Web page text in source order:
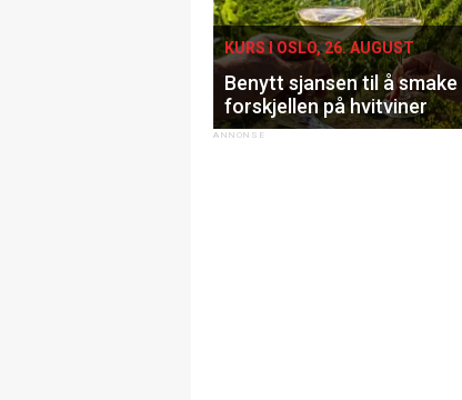
KURS I OSLO, 26. AUGUST
Benytt sjansen til å
forskjellen på hvitviner